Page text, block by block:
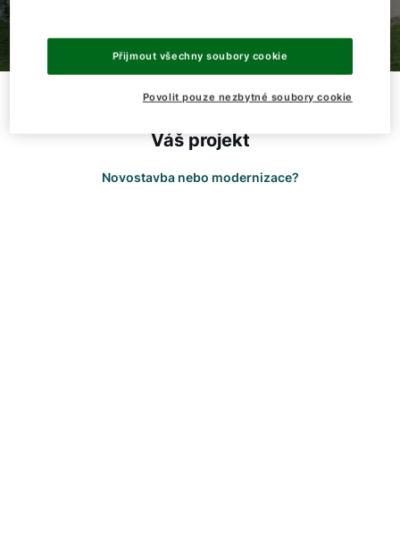
Váš projekt
Novostavba nebo modernizace?
Dobrý den!
Jak vám můžeme pomoct?
Kontaktní formulář
Povolit pouze nezbytné soubory cookie
Přijmout všechny soubory cookie